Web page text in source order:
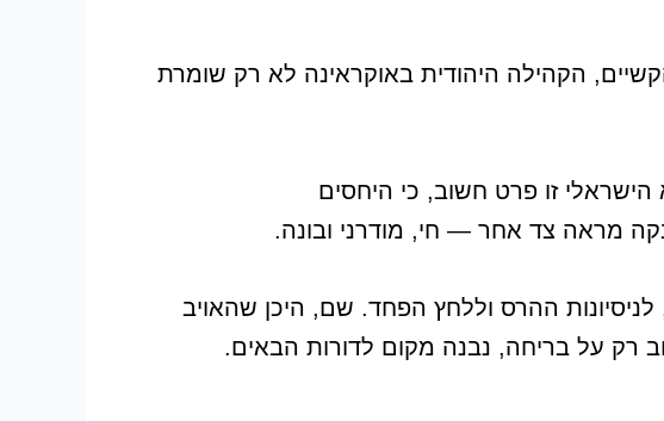
הקהילה היהודית באוקראינה לא רק שומרת
זו פרט חשוב, כי היחסים
מראה צד אחר — חי, מודרני ובונה.
ההרס וללחץ הפחד. שם, היכן שהאויב
רק על בריחה, נבנה מקום לדורות הבאים.